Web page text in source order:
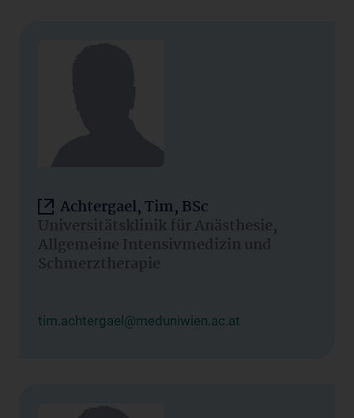
Achtergael, Tim, BSc
Universitätsklinik für Anästhesie,
Allgemeine Intensivmedizin und
Schmerztherapie
tim.achtergael@meduniwien.ac.at